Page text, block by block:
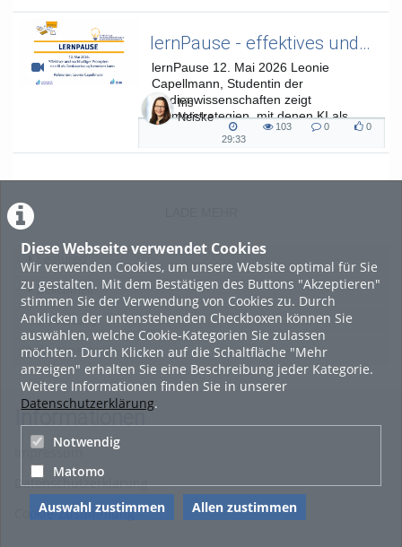
Diese Webseite verwendet Cookies
Wir verwenden Cookies, um unsere Website optimal für Sie
zu gestalten. Mit dem Bestätigen des Buttons "Akzeptieren"
stimmen Sie der Verwendung von Cookies zu. Durch
Anklicken der untenstehenden Checkboxen können Sie
auswählen, welche Cookie-Kategorien Sie zulassen
möchten. Durch Klicken auf die Schaltfläche "Mehr
anzeigen" erhalten Sie eine Beschreibung jeder Kategorie.
Weitere Informationen finden Sie in unserer
Datenschutzerklärung.
Notwendig
Matomo
Auswahl zustimmen Allen zustimmen
lernPause - effektives und nachhaltiges Promten im Studium
lernPause 12. Mai 2026 Leonie
Capellmann, Studentin der
Medienwissenschaften zeigt
Promptstrategien, mit denen KI als
Denkwerkzeug genutzt werden kann
Iris
Neiske
29:33
29:33
103
views
0
Kommentare
0
likes
Beliebtheit
Bewertung
Kommentare
Informationen
Impressum
Datenschutzerklärung
Cookie-Zustimmung